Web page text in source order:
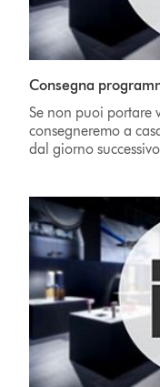
Consegna
Se non puoi portare
consegneremo a
dal giorno